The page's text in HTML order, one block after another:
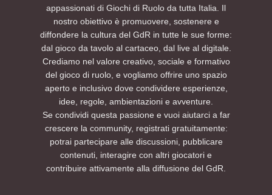
appassionati di Giochi di Ruolo da tutta Italia. Il
nostro obiettivo è promuovere, sostenere e
diffondere la cultura del GdR in tutte le sue forme:
dal gioco da tavolo al cartaceo, dal live al digitale.
Crediamo nel valore creativo, sociale e formativo
del gioco di ruolo, e vogliamo offrire uno spazio
aperto e inclusivo dove condividere esperienze,
idee, regole, ambientazioni e avventure.
Se condividi questa passione e vuoi aiutarci a far
crescere la community, registrati gratuitamente:
potrai partecipare alle discussioni, pubblicare
contenuti, interagire con altri giocatori e
contribuire attivamente alla diffusione del GdR.